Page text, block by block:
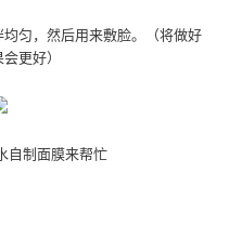
匀，然后用来敷脸。（将做好
更好）
自制面膜来帮忙